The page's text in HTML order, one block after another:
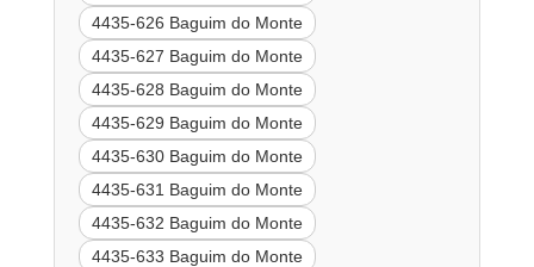
4435-626 Baguim do Monte
4435-627 Baguim do Monte
4435-628 Baguim do Monte
4435-629 Baguim do Monte
4435-630 Baguim do Monte
4435-631 Baguim do Monte
4435-632 Baguim do Monte
4435-633 Baguim do Monte